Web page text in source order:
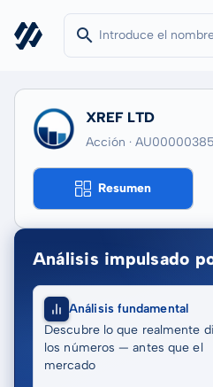
XREF LTD
Acción ·
Resumen
Análisis impulsado
Análisis fundamental
Descubre lo que realmente
los números — antes que el
mercado